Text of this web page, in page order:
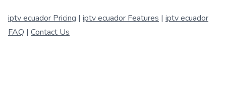
iptv ecuador Pricing | iptv ecuador Features | iptv ecuador
FAQ | Contact Us